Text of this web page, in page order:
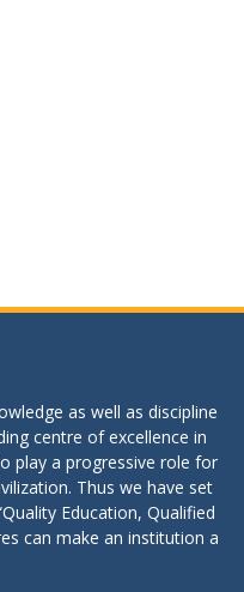
as well as discipline
centre of excellence in
play a progressive role for
Thus we have set
Education, Qualified
can make an institution a